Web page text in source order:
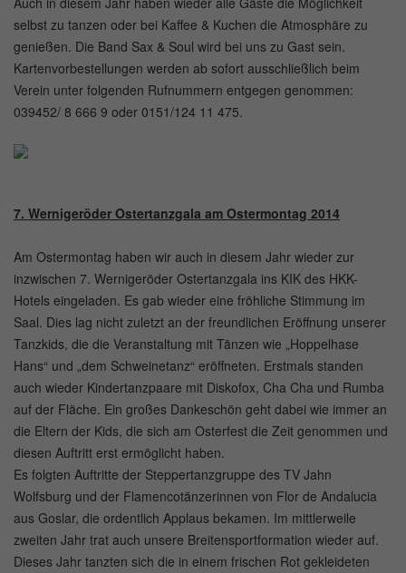
selbst zu tanzen oder bei Kaffee & Kuchen die Atmosphäre zu
genießen. Die Band Sax & Soul wird bei uns zu Gast sein.
Kartenvorbestellungen werden ab sofort ausschließlich beim
Verein unter folgenden Rufnummern entgegen genommen:
039452/ 8 666 9 oder 0151/124 11 475.
7. Wernigeröder Ostertanzgala am Ostermontag 2014
Am Ostermontag haben wir auch in diesem Jahr wieder zur
inzwischen 7. Wernigeröder Ostertanzgala ins KIK des HKK-
Hotels eingeladen. Es gab wieder eine fröhliche Stimmung im
Saal. Dies lag nicht zuletzt an der freundlichen Eröffnung unserer
Tanzkids, die die Veranstaltung mit Tänzen wie „Hoppelhase
Hans“ und „dem Schweinetanz“ eröffneten. Erstmals standen
auch wieder Kindertanzpaare mit Diskofox, Cha Cha und Rumba
auf der Fläche. Ein großes Dankeschön geht dabei wie immer an
die Eltern der Kids, die sich am Osterfest die Zeit genommen und
diesen Auftritt erst ermöglicht haben.
Es folgten Auftritte der Steppertanzgruppe des TV Jahn
Wolfsburg und der Flamencotänzerinnen von Flor de Andalucia
aus Goslar, die ordentlich Applaus bekamen. Im mittlerweile
zweiten Jahr trat auch unsere Breitensportformation wieder auf.
Dieses Jahr tanzten sich die in einem frischen Rot gekleideten